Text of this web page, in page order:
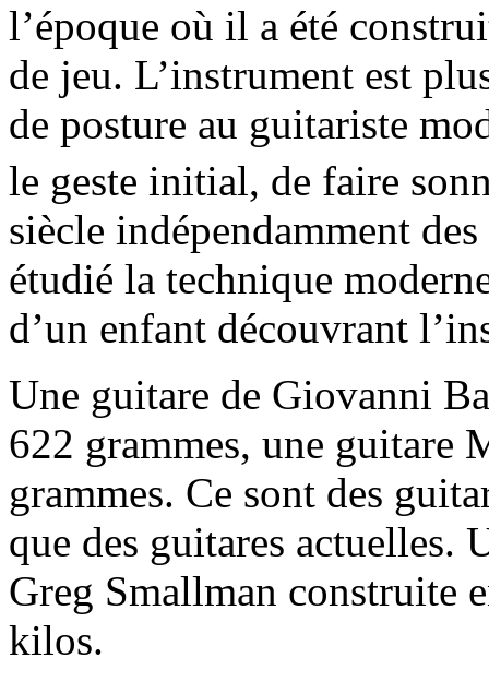
l’époque où il a été
de jeu. L’instrument est
de posture au guitariste
le geste initial, de faire
siècle indépendamment
étudié la technique
d’un enfant découvrant
Une guitare de Giovanni
622 grammes, une guitare
grammes. Ce sont des
que des guitares actuelles.
Greg Smallman construite
kilos.